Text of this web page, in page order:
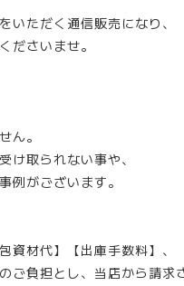
いただく通信販売になり、
ださいませ。
ん。
け取られない事や、
例がございます。
資材代】【出庫手数料】、
負担とし、当店から請求